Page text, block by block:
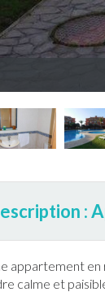
:
appartementen
calme et